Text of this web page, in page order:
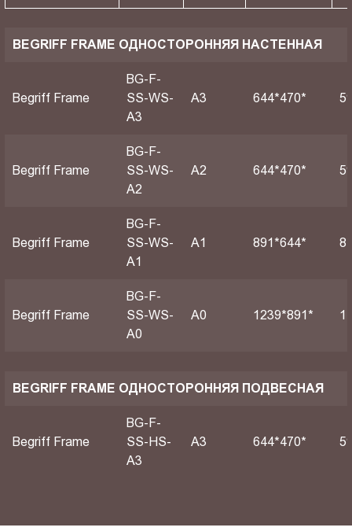
BEGRIFF FRAME ОДНОСТОРОННЯЯ НАСТЕННАЯ
Begriff Frame
BG-F-
SS-WS-
A3
A3 644*470*
Begriff Frame
BG-F-
SS-WS-
A2
A2 644*470*
Begriff Frame
BG-F-
SS-WS-
A1
А1 891*644*
Begriff Frame
BG-F-
SS-WS-
A0
А0 1239*891*
BEGRIFF FRAME ОДНОСТОРОННЯЯ ПОДВЕСНАЯ
Begriff Frame
BG-F-
SS-HS-
A3
A3 644*470*